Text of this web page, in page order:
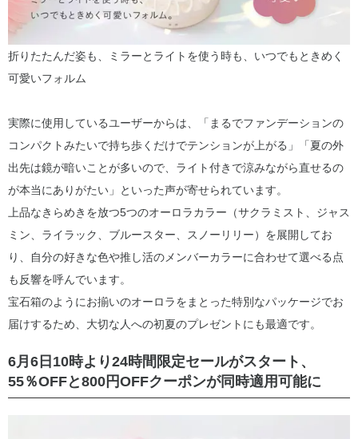
折りたたんだ姿も、ミラーとライトを使う時も、いつでもときめく
可愛いフォルム
実際に使用しているユーザーからは、「まるでファンデーションの
コンパクトみたいで持ち歩くだけでテンションが上がる」「夏の外
出先は鏡が暗いことが多いので、ライト付きで涼みながら直せるの
が本当にありがたい」といった声が寄せられています。
上品なきらめきを放つ5つのオーロラカラー（サクラミスト、ジャス
ミン、ライラック、ブルースター、スノーリリー）を展開してお
り、自分の好きな色や推し活のメンバーカラーに合わせて選べる点
も反響を呼んでいます。
宝石箱のようにお揃いのオーロラをまとった特別なパッケージでお
届けするため、大切な人への初夏のプレゼントにも最適です。
6月6日10時より24時間限定セールがスタート、
55％OFFと800円OFFクーポンが同時適用可能に